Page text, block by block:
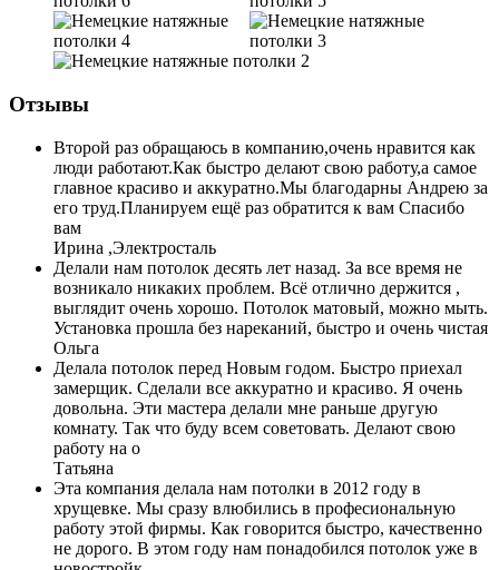
Отзывы
Второй раз обращаюсь в компанию,очень нравится как
люди работают.Как быстро делают свою работу,а самое
главное красиво и аккуратно.Мы благодарны Андрею за
его труд.Планируем ещё раз обратится к вам Спасибо
вам
Ирина ,Электросталь
Делали нам потолок десять лет назад. За все время не
возникало никаких проблем. Всё отлично держится ,
выглядит очень хорошо. Потолок матовый, можно мыть.
Установка прошла без нареканий, быстро и очень чистая
Ольга
Делала потолок перед Новым годом. Быстро приехал
замерщик. Сделали все аккуратно и красиво. Я очень
довольна. Эти мастера делали мне раньше другую
комнату. Так что буду всем советовать. Делают свою
работу на о
Татьяна
Эта компания делала нам потолки в 2012 году в
хрущевке. Мы сразу влюбились в професиональную
работу этой фирмы. Как говорится быстро, качественно
не дорого. В этом году нам понадобился потолок уже в